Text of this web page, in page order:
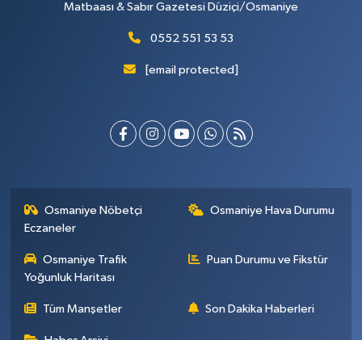
Matbaası & Sabır Gazetesi Düziçi/Osmaniye
0552 551 53 53
[email protected]
Osmaniye Nöbetçi
Eczaneler
Osmaniye Hava Durumu
Osmaniye Trafik
Yoğunluk Haritası
Puan Durumu ve Fikstür
Tüm Manşetler Son Dakika Haberleri